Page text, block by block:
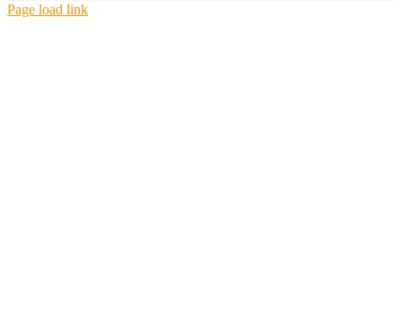
Page load link